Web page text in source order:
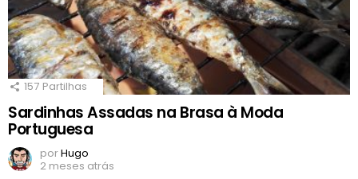
157 Partilhas
Sardinhas Assadas na Brasa à Moda
Portuguesa
porHugo
2 meses atrás